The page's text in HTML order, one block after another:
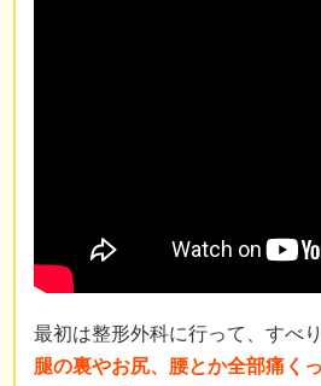
最初は整形外科に行って、すべ
腿の裏やお尻、腰とか全部痛く